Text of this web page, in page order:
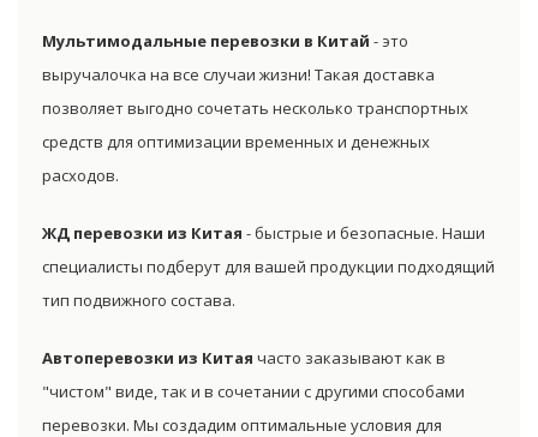
Мультимодальные перевозки в Китай - это
выручалочка на все случаи жизни! Такая доставка
позволяет выгодно сочетать несколько транспортных
средств для оптимизации временных и денежных
расходов.
ЖД перевозки из Китая - быстрые и безопасные. Наши
специалисты подберут для вашей продукции подходящий
тип подвижного состава.
Автоперевозки из Китая часто заказывают как в
"чистом" виде, так и в сочетании с другими способами
перевозки. Мы создадим оптимальные условия для